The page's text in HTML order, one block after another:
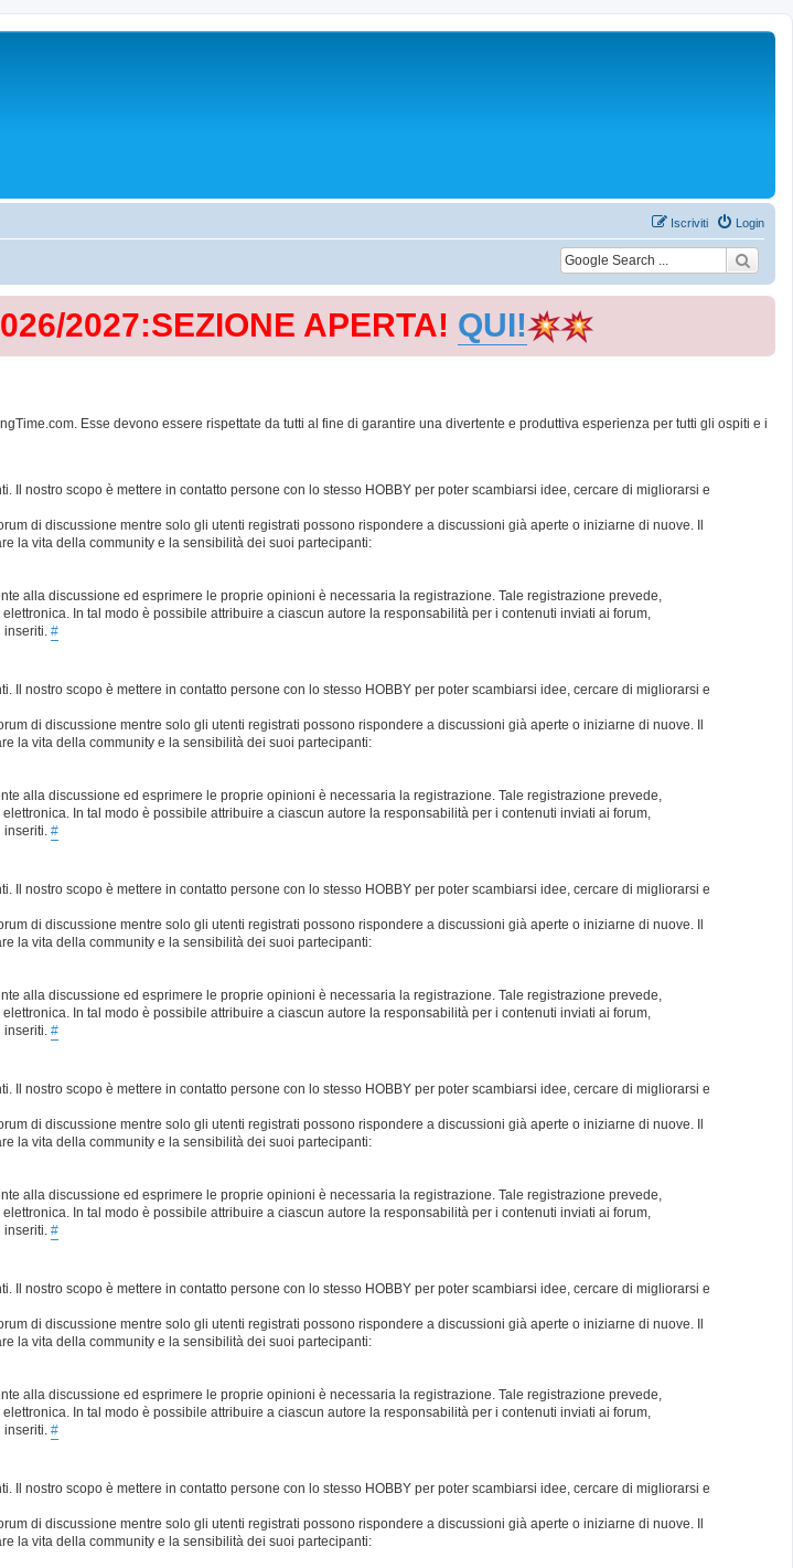
Login
Iscriviti
2027:SEZIONE APERTA! QUI!
Esse devono essere rispettate da tutti al fine di garantire una divertente e produttiva esperienza per tutti gli ospiti e i
nostro scopo è mettere in contatto persone con lo stesso HOBBY per poter scambiarsi idee, cercare di migliorarsi e
di discussione mentre solo gli utenti registrati possono rispondere a discussioni già aperte o iniziarne di nuove. Il
la vita della community e la sensibilità dei suoi partecipanti:
alla discussione ed esprimere le proprie opinioni è necessaria la registrazione. Tale registrazione prevede,
In tal modo è possibile attribuire a ciascun autore la responsabilità per i contenuti inviati ai forum,
inseriti. #
nostro scopo è mettere in contatto persone con lo stesso HOBBY per poter scambiarsi idee, cercare di migliorarsi e
di discussione mentre solo gli utenti registrati possono rispondere a discussioni già aperte o iniziarne di nuove. Il
la vita della community e la sensibilità dei suoi partecipanti:
alla discussione ed esprimere le proprie opinioni è necessaria la registrazione. Tale registrazione prevede,
In tal modo è possibile attribuire a ciascun autore la responsabilità per i contenuti inviati ai forum,
inseriti. #
nostro scopo è mettere in contatto persone con lo stesso HOBBY per poter scambiarsi idee, cercare di migliorarsi e
di discussione mentre solo gli utenti registrati possono rispondere a discussioni già aperte o iniziarne di nuove. Il
la vita della community e la sensibilità dei suoi partecipanti:
alla discussione ed esprimere le proprie opinioni è necessaria la registrazione. Tale registrazione prevede,
In tal modo è possibile attribuire a ciascun autore la responsabilità per i contenuti inviati ai forum,
inseriti. #
nostro scopo è mettere in contatto persone con lo stesso HOBBY per poter scambiarsi idee, cercare di migliorarsi e
di discussione mentre solo gli utenti registrati possono rispondere a discussioni già aperte o iniziarne di nuove. Il
la vita della community e la sensibilità dei suoi partecipanti:
alla discussione ed esprimere le proprie opinioni è necessaria la registrazione. Tale registrazione prevede,
In tal modo è possibile attribuire a ciascun autore la responsabilità per i contenuti inviati ai forum,
inseriti. #
nostro scopo è mettere in contatto persone con lo stesso HOBBY per poter scambiarsi idee, cercare di migliorarsi e
di discussione mentre solo gli utenti registrati possono rispondere a discussioni già aperte o iniziarne di nuove. Il
la vita della community e la sensibilità dei suoi partecipanti:
alla discussione ed esprimere le proprie opinioni è necessaria la registrazione. Tale registrazione prevede,
In tal modo è possibile attribuire a ciascun autore la responsabilità per i contenuti inviati ai forum,
inseriti. #
nostro scopo è mettere in contatto persone con lo stesso HOBBY per poter scambiarsi idee, cercare di migliorarsi e
di discussione mentre solo gli utenti registrati possono rispondere a discussioni già aperte o iniziarne di nuove. Il
la vita della community e la sensibilità dei suoi partecipanti: